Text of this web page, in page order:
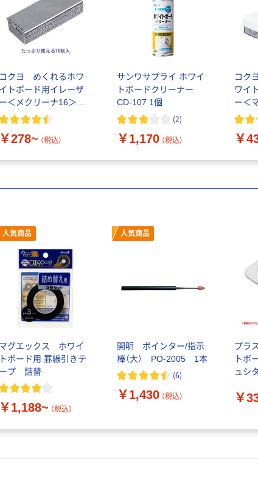
コクヨ めくれるホワ
イトボード用イレーザ
ー＜メクリーナ16＞本
／詰替
￥278~ （税込）
サンワサプライ ホワイ
トボードクリーナー
CD-107 1個
(2)
￥1,170 （税込）
コク
ワイ
ー＜
＞
￥
人気商品
マグエックス ホワイ
トボード用 罫線引きテ
ープ 詰替
￥1,188~ （税込）
人気商品
開明 ポインター/指示
棒（大） PO-2005 1本
(6)
￥1,430 （税込）
プラ
トボ
ュシ
￥